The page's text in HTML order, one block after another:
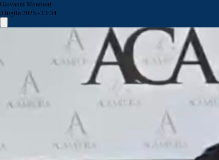
Giovanni Montuori
3 luglio 2025 - 13:34